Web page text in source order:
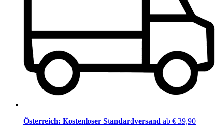
Österreich: Kostenloser Standardversand ab € 39,90